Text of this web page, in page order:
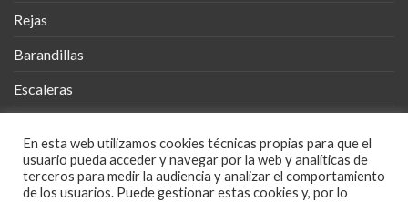
Rejas
Barandillas
Escaleras
Cobertizos
Mueble Metálico
En esta web utilizamos cookies técnicas propias para que el
usuario pueda acceder y navegar por la web y analíticas de
terceros para medir la audiencia y analizar el comportamiento
de los usuarios. Puede gestionar estas cookies y, por lo